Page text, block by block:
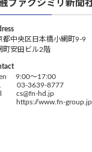
ファクシミリ新聞
都中央区日本橋小網町9-9
町安田ビル2階
9:00～17:00
03-3639-8777
cs@fn-hd.jp
https://www.fn-group.jp